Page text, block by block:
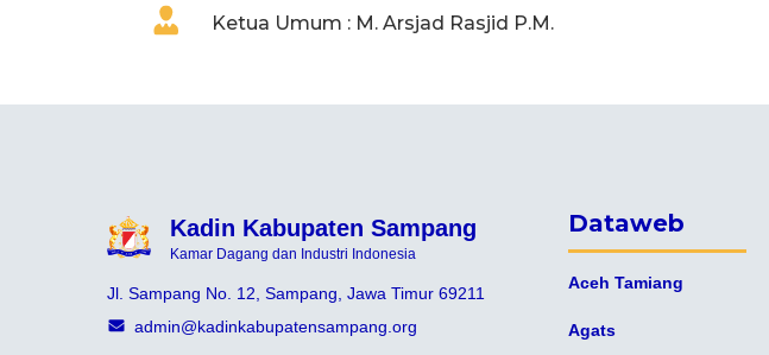
Ketua Umum : M. Arsjad Rasjid P.M.
Kadin Kabupaten Sampang
Kamar Dagang dan Industri Indonesia
Jl. Sampang No. 12, Sampang, Jawa Timur 69211
admin@kadinkabupatensampang.org
Dataweb
Aceh Tamiang
Agats